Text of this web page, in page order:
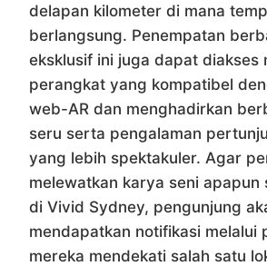
delapan kilometer di mana
berlangsung. Penempatan
eksklusif ini juga dapat diakses
perangkat yang kompatibel
web-AR dan menghadirkan
seru serta pengalaman
yang lebih spektakuler. Agar
melewatkan karya seni apapun
di Vivid Sydney, pengunjung
mendapatkan notifikasi melalui
mereka mendekati salah satu